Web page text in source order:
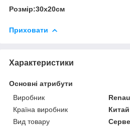
Розмір:30х20см
Приховати
Характеристики
Основні атрибути
Виробник
Країна виробник
Китай
Вид товару